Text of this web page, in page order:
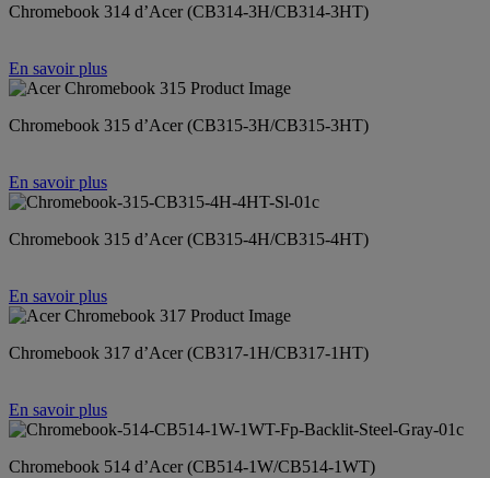
Chromebook 314 d’Acer (CB314-3H/CB314-3HT)
En savoir plus
Chromebook 315 d’Acer (CB315-3H/CB315-3HT)
En savoir plus
Chromebook 315 d’Acer (CB315-4H/CB315-4HT)
En savoir plus
Chromebook 317 d’Acer (CB317-1H/CB317-1HT)
En savoir plus
Chromebook 514 d’Acer (CB514-1W/CB514-1WT)